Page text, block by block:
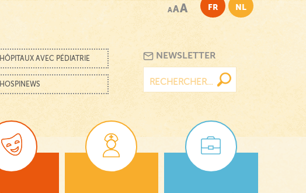
AAA FR NL
HÔPITAUX AVEC PÉDIATRIE
HOSPINEWS
NEWSLETTER